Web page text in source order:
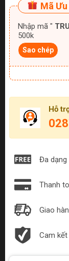
Mã
Nhập mã "
500k
Sao chép
Hỗ
Đa
Thanh
Giao
Cam